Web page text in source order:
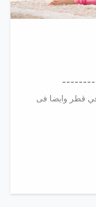
قطر وايضا فى